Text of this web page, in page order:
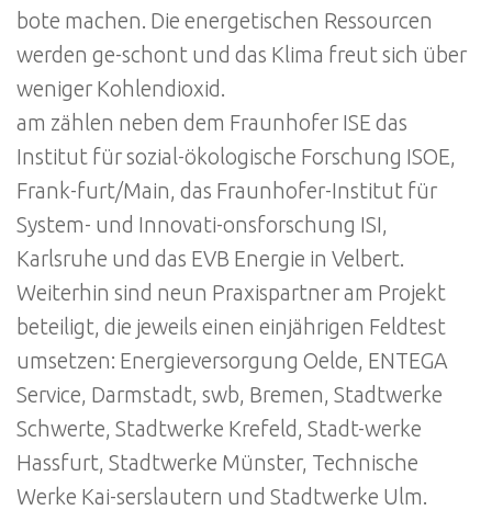
bote machen. Die energetischen Ressourcen
werden ge-schont und das Klima freut sich über
weniger Kohlendioxid.
am zählen neben dem Fraunhofer ISE das
Institut für sozial-ökologische Forschung ISOE,
Frank-furt/Main, das Fraunhofer-Institut für
System- und Innovati-onsforschung ISI,
Karlsruhe und das EVB Energie in Velbert.
Weiterhin sind neun Praxispartner am Projekt
beteiligt, die jeweils einen einjährigen Feldtest
umsetzen: Energieversorgung Oelde, ENTEGA
Service, Darmstadt, swb, Bremen, Stadtwerke
Schwerte, Stadtwerke Krefeld, Stadt-werke
Hassfurt, Stadtwerke Münster, Technische
Werke Kai-serslautern und Stadtwerke Ulm.